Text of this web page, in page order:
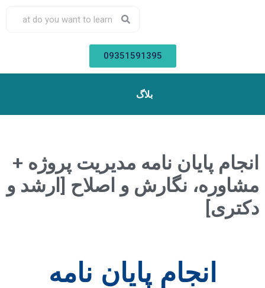
09351591395
بلاگ
انجام پایان نامه مدیریت پروژه +
مشاوره، نگارش و اصلاح [ارشد و
دکتری]
انجام پایان نامه